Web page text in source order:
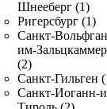
Шнееберг (1)
Ригерсбург (1)
Санкт-
им-
(2)
Санкт-Гильген
Санкт-Иоганн-